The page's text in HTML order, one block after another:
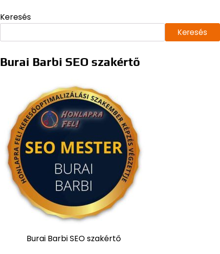
Keresés
Keresés
Burai Barbi SEO szakértő
Burai Barbi SEO szakértő